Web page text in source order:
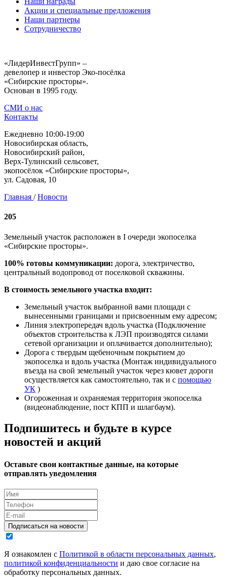
Акции и специальные предложения
Наши партнеры
Сотрудничество
«ЛидерИнвестГрупп» –
девелопер и инвестор Эко-посёлка
«Сибирские просторы».
Основан в 1995 году.
СМИ о нас
Контакты
Ежедневно 10:00-19:00
Новосибирская область,
Новосибирский район,
Верх-Тулинский сельсовет,
экопосёлок «Сибирские просторы»,
ул. Садовая, 10
Главная / Новости
205
Земельный участок расположен в I очереди экопоселка
«Сибирские просторы».
100% готовы коммуникации: дорога, электричество,
центральный водопровод от поселковой скважины.
В стоимость земельного участка входит:
Земельный участок выбранной вами площади с
вынесенными границами и присвоенным ему адресом;
Линия электропередач вдоль участка (Подключение
объектов строительства к ЛЭП производятся силами
сетевой организации и оплачивается дополнительно);
Дорога с твердым щебеночным покрытием до
экопоселка и вдоль участка (Монтаж индивидуального
въезда на свой земельный участок через кювет дороги
осуществляется как самостоятельно, так и с помощью
УК )
Огороженная и охраняемая территория экопоселка
(видеонаблюдение, пост КПП и шлагбаум).
Подпишитесь и будьте в курсе
новостей и акций
Оставьте свои контактные данные, на которые
отправлять уведомления
Подписаться на новости
Я ознакомлен с Политикой в области персональных данных,
политикой конфиденциальности и даю свое согласие на
обработку персональных данных.